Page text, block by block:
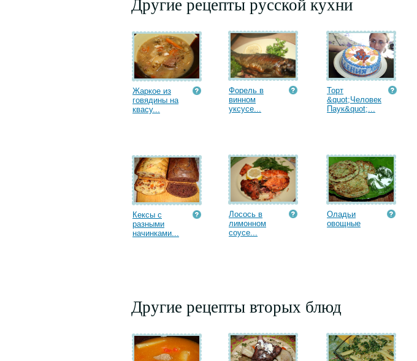
Жаркое из
говядины на
квасу...
Форель в
винном
уксусе...
Торт
&quot;Человек
Паук&quot;...
Кексы с
разными
начинками...
Лосось в
лимонном
соусе...
Оладьи
овощные
Другие рецепты вторых блюд